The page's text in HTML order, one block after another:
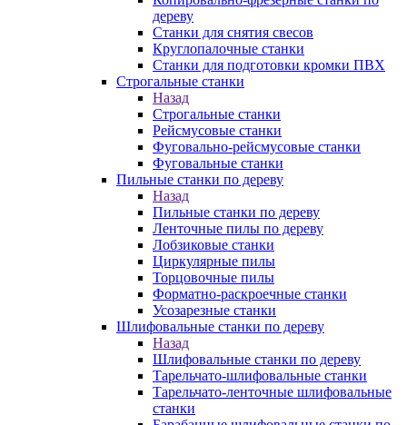
дереву
Станки для снятия свесов
Круглопалочные станки
Станки для подготовки кромки ПВХ
Строгальные станки
Назад
Строгальные станки
Рейсмусовые станки
Фуговально-рейсмусовые станки
Фуговальные станки
Пильные станки по дереву
Назад
Пильные станки по дереву
Ленточные пилы по дереву
Лобзиковые станки
Циркулярные пилы
Торцовочные пилы
Форматно-раскроечные станки
Усозарезные станки
Шлифовальные станки по дереву
Назад
Шлифовальные станки по дереву
Тарельчато-шлифовальные станки
Тарельчато-ленточные шлифовальные
станки